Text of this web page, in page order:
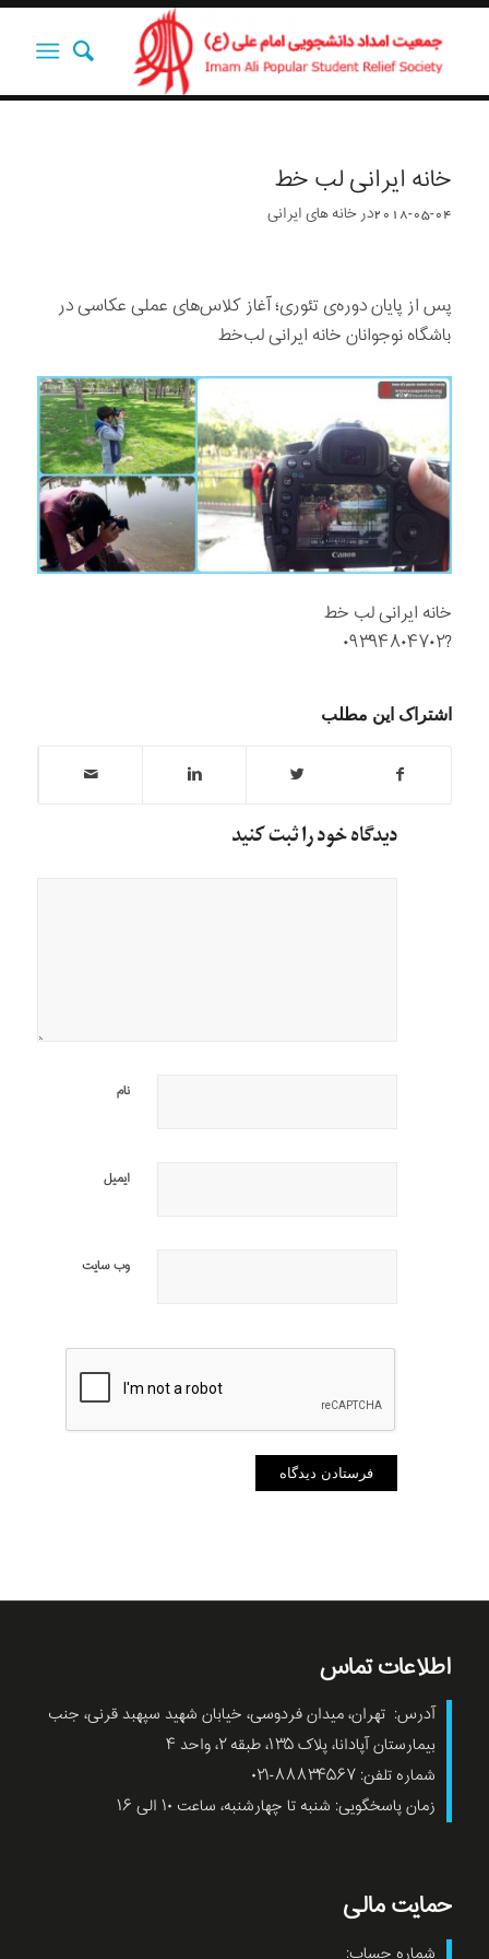
خانه ایرانی لب خط
2018-05-04درخانه های ایرانی
پس از پایان دوره‌ی تئوری؛ آغاز کلاس‌های عملی عکاسی در
باشگاه نوجوانان خانه ایرانی لب‌خط
خانه ایرانی لب خط
?۰۹۳۹۴۸۰۴۷۰۲
اشتراک این مطلب
دیدگاه خود را ثبت کنید
نام
ایمیل
وب‌ سایت
اطلاعات تماس
آدرس: تهران، میدان فردوسی، خیابان شهید سپهبد قرنی، جنب
بیمارستان آپادانا، پلاک ۱۳۵، طبقه ۲، واحد ۴
شماره تلفن: ۸۸۸۳۴۵۶۷-۰۲۱
زمان پاسخگویی: شنبه تا چهارشنبه، ساعت ۱۰ الی ۱۶
حمایت مالی